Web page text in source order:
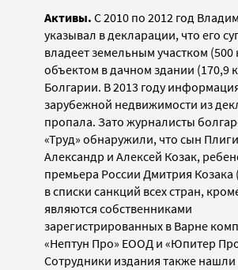
Активы. С 2010 по 2012 год
указывал в декларации, что его
владеет земельным участком (500
объектом в дачном здании (170,9
Болгарии. В 2013 году
зарубежной недвижимости из
пропала. Зато журналисты
«Труд» обнаружили, что сын
Александр и Алексей Козак,
премьера России Дмитрия Козака
в списки санкций всех стран,
являются собственниками
зарегистрированных в Варне
«Нептун Про» ЕООД и «Юпитер
Сотрудники издания также